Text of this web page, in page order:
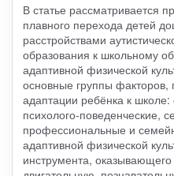
В статье рассматривается
плавного перехода детей
расстройствами
образования к школьному
адаптивной физической
основные группы
адаптации ребёнка к
психолого-поведенческие,
профессиональные и
адаптивной физической
инструмента,